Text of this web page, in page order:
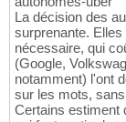
La décision des
surprenante.
nécessaire, qui
(Google,
notamment) l'ont
sur les mots,
Certains estiment